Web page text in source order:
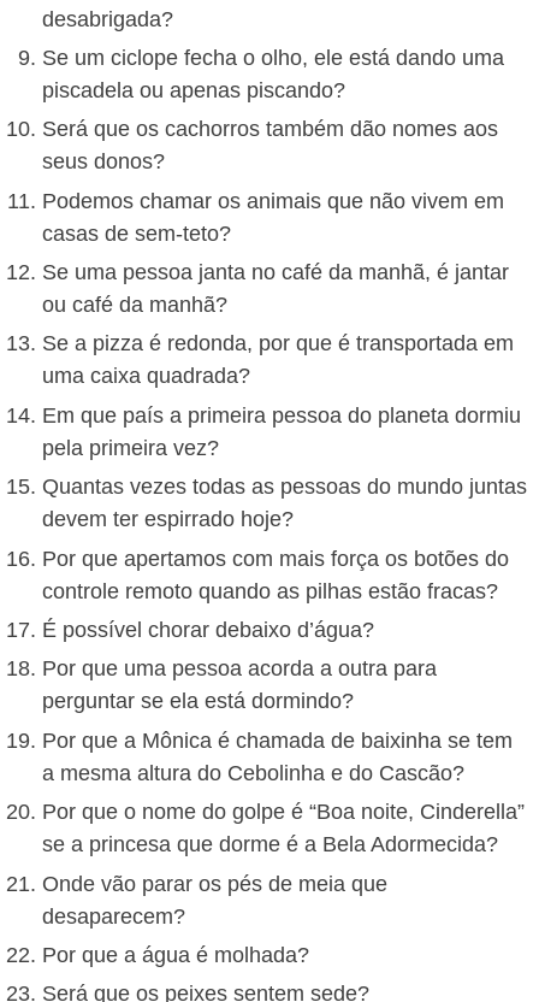
desabrigada?
Se um ciclope fecha o olho, ele está dando uma
piscadela ou apenas piscando?
Será que os cachorros também dão nomes aos
seus donos?
Podemos chamar os animais que não vivem em
casas de sem-teto?
Se uma pessoa janta no café da manhã, é jantar
ou café da manhã?
Se a pizza é redonda, por que é transportada em
uma caixa quadrada?
Em que país a primeira pessoa do planeta dormiu
pela primeira vez?
Quantas vezes todas as pessoas do mundo juntas
devem ter espirrado hoje?
Por que apertamos com mais força os botões do
controle remoto quando as pilhas estão fracas?
É possível chorar debaixo d’água?
Por que uma pessoa acorda a outra para
perguntar se ela está dormindo?
Por que a Mônica é chamada de baixinha se tem
a mesma altura do Cebolinha e do Cascão?
Por que o nome do golpe é “Boa noite, Cinderella”
se a princesa que dorme é a Bela Adormecida?
Onde vão parar os pés de meia que
desaparecem?
Por que a água é molhada?
Será que os peixes sentem sede?